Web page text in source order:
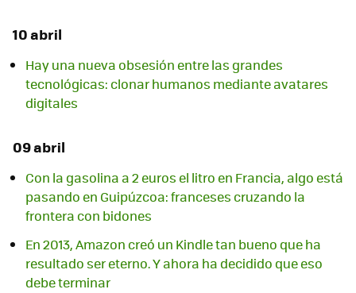
10 abril
Hay una nueva obsesión entre las grandes
tecnológicas: clonar humanos mediante avatares
digitales
09 abril
Con la gasolina a 2 euros el litro en Francia, algo está
pasando en Guipúzcoa: franceses cruzando la
frontera con bidones
En 2013, Amazon creó un Kindle tan bueno que ha
resultado ser eterno. Y ahora ha decidido que eso
debe terminar